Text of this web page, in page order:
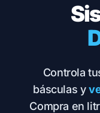
Controla
básculas y
Compra en